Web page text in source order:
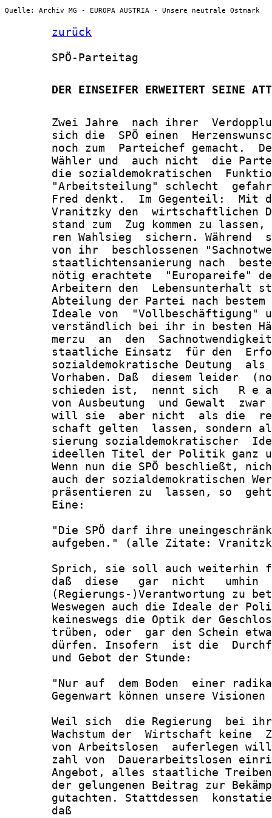
Quelle: Archiv MG - EUROPA AUSTRIA - Unsere neutrale Ostmark
zurück
       SPÖ-Parteitag
DER EINSEIFER ERWEITERT SEINE
Zwei Jahre  nach ihrer
sich die  SPÖ einen
noch zum  Parteichef gemacht.
Wähler und  auch nicht  die
die sozialdemokratischen
"Arbeitsteilung" schlecht
Fred denkt.  Im Gegenteil:  Mit
Vranitzky den  wirtschaftlichen
stand zum  Zug kommen zu
ren Wahlsieg  sichern. Während
von ihr  beschlossenen
staatlichtensanierung nach
nötig erachtete  "Europareife"
Arbeitern den  Lebensunterhalt
Abteilung der Partei nach
Ideale von  "Vollbeschäftigung"
verständlich bei ihr in besten
merzu  an  den
staatliche Einsatz  für den
sozialdemokratische Deutung
Vorhaben. Daß  diesem leider
schieden ist,  nennt sich   R e
von Ausbeutung  und Gewalt
will sie  aber nicht  als die
schaft gelten  lassen, sondern
sierung sozialdemokratischer
ideellen Titel der Politik ganz
Wenn nun die SPÖ beschließt,
auch der sozialdemokratischen
präsentieren zu  lassen, so
       Eine:
"Die SPÖ darf ihre
aufgeben." (alle Zitate:
Sprich, sie soll auch weiterhin
daß  diese   gar  nicht   umhin
(Regierungs-)Verantwortung zu
Weswegen auch die Ideale der
keineswegs die Optik der
trüben, oder  gar den Schein
dürfen. Insofern  ist die
       und Gebot der Stunde:
"Nur auf  dem Boden  einer
Gegenwart können unsere Visionen
Weil sich  die Regierung  bei
Wachstum der  Wirtschaft keine
von Arbeitslosen  auferlegen
zahl von  Dauerarbeitslosen
Angebot, alles staatliche
der gelungenen Beitrag zur
gutachten. Stattdessen
       daß